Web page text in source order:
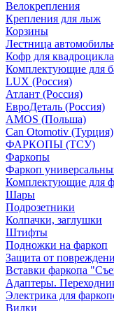
Велокрепления
Крепления для лыж
Корзины
Лестница
Кофр для квадроцикла
Комплектующие для
LUX (Россия)
Атлант (Россия)
ЕвроДеталь (Россия)
AMOS (Польша)
Can Otomotiv (Турция)
ФАРКОПЫ (ТСУ)
Фаркопы
Фаркоп
Комплектующие для
Шары
Подрозетники
Колпачки, заглушки
Штифты
Подножки на фаркоп
Защита от
Вставки фаркопа
Адаптеры.
Электрика для
Вилки